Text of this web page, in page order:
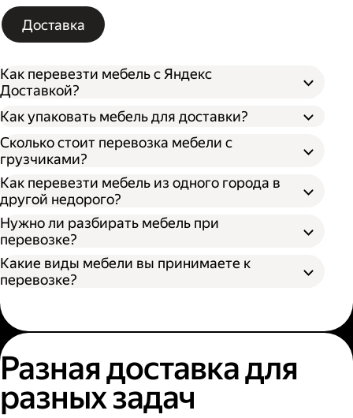
Доставка
Как перевезти мебель с Яндекс
Доставкой?
Откройте приложение Яндекс Go или сайт;
Выберите тип кузова и количество
Укажите адрес отправления и получения;
Нажмите кнопку «Заказать».
Как упаковать мебель для доставки?
Разобрать поддающуюся разборке
мебель;
Упаковать разобранную мебель в стретч-
пленку, воздушно-пузырьковую пленку или
другой надежный материал;
Упаковать неразборную мебель в картон
или поролон.
Сколько стоит перевозка мебели с
грузчиками?
Как перевезти мебель из одного города в
другой недорого?
Нужно ли разбирать мебель при
перевозке?
Какие виды мебели вы принимаете к
перевозке?
Разная доставка для
разных задач